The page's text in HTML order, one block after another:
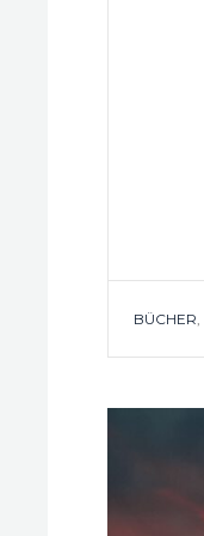
TAGS
BÜCHER